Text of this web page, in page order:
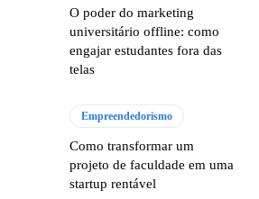
O poder do marketing
universitário offline: como
engajar estudantes fora das
telas
Empreendedorismo
Como transformar um
projeto de faculdade em uma
startup rentável